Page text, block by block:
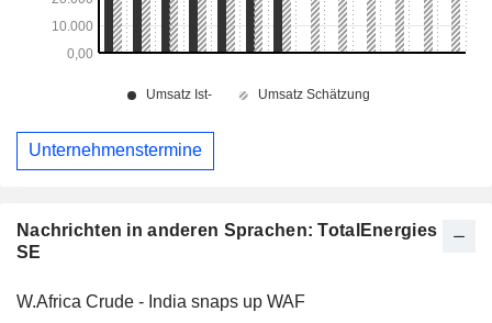
Nachrichten in anderen Sprachen: TotalEnergies
SE
W.Africa Crude - India snaps up WAF
Unternehmenstermine